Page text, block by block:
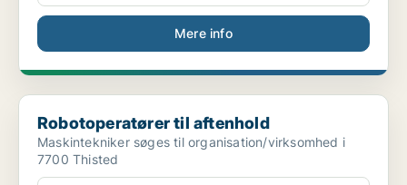
Mere info
Robotoperatører til aftenhold
Robotoperatører til aftenhold
Maskintekniker søges til organisation/virksomhed i
7700 Thisted